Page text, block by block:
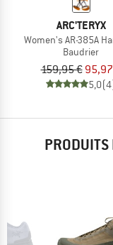
ARC'TERYX
Women's AR-385A
Baudrier
159,95 €
5,0
PRODUITS